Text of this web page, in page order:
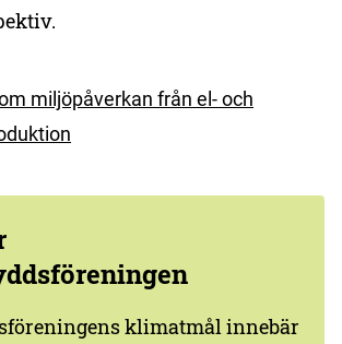
miljöpåverkan från el- och
klimatmål innebär